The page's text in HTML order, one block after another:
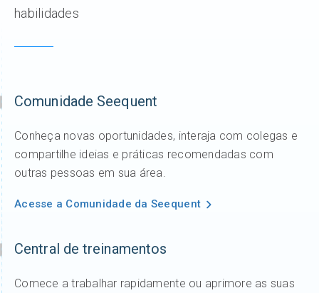
habilidades
Comunidade Seequent
Conheça novas oportunidades, interaja com colegas e
compartilhe ideias e práticas recomendadas com
outras pessoas em sua área.
Acesse a Comunidade da Seequent
Central de treinamentos
Comece a trabalhar rapidamente ou aprimore as suas